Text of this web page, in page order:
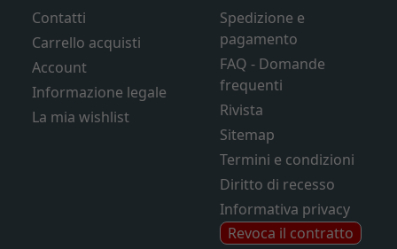
Contatti
Carrello acquisti
Account
Informazione legale
La mia wishlist
Spedizione e
pagamento
FAQ - Domande
frequenti
Rivista
Sitemap
Termini e condizioni
Diritto di recesso
Informativa privacy
Revoca il contratto